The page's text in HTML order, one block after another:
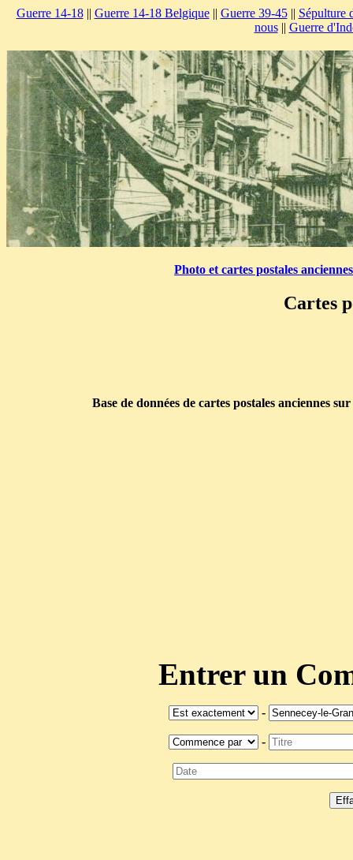
Guerre 14-18|| Guerre 14-18 Belgique|| Guerre 39-45|| Sépulture
nous|| Guerre
Photo et cartes postales
Cartes
Base de données de cartes postales anciennes
Entrer un
-
-